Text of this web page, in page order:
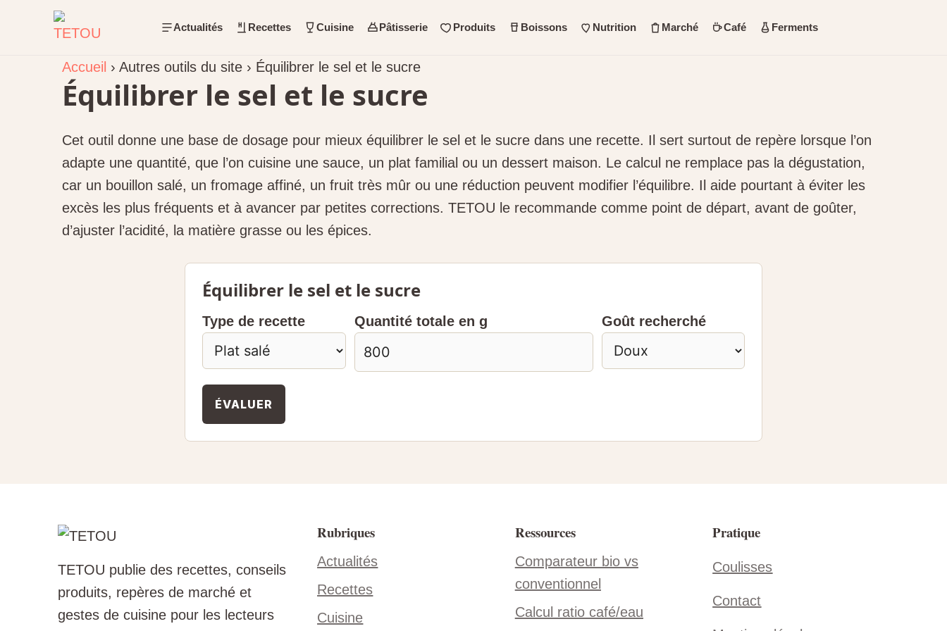
Actualités Recettes Cuisine Pâtisserie Produits Boissons Nutrition Marché Café Ferments
Accueil › Autres outils du site › Équilibrer le sel et le sucre
Équilibrer le sel et le sucre
Cet outil donne une base de dosage pour mieux équilibrer le sel et le sucre dans une recette. Il sert surtout de repère lorsque l’on
adapte une quantité, que l’on cuisine une sauce, un plat familial ou un dessert maison. Le calcul ne remplace pas la dégustation,
car un bouillon salé, un fromage affiné, un fruit très mûr ou une réduction peuvent modifier l’équilibre. Il aide pourtant à éviter les
excès les plus fréquents et à avancer par petites corrections. TETOU le recommande comme point de départ, avant de goûter,
d’ajuster l’acidité, la matière grasse ou les épices.
Équilibrer le sel et le sucre
Type de recette Quantité totale en g Goût recherché
ÉVALUER
TETOU publie des recettes, conseils
produits, repères de marché et
gestes de cuisine pour les lecteurs
Rubriques
Actualités
Recettes
Cuisine
Ressources
Comparateur bio vs
conventionnel
Calcul ratio café/eau
Pratique
Coulisses
Contact